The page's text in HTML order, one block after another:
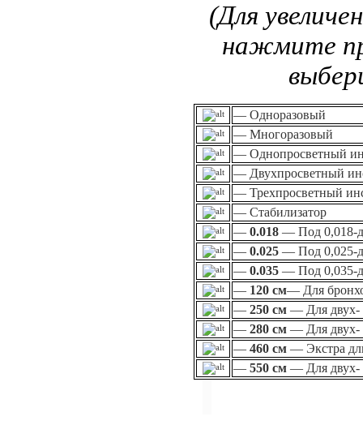
(Для
нажмите
— Одноразовый
— Многоразовый
— Однопросветный
— Двухпросветный
— Трехпросветный
— Стабилизатор
— 0.018 — Под 0,018-
— 0.025 — Под 0,025-
— 0.035 — Под 0,035-
— 120 см— Для
— 250 см — Для двух-
— 280 см — Для двух-
— 460 см — Экстра
— 550 см — Для двух-